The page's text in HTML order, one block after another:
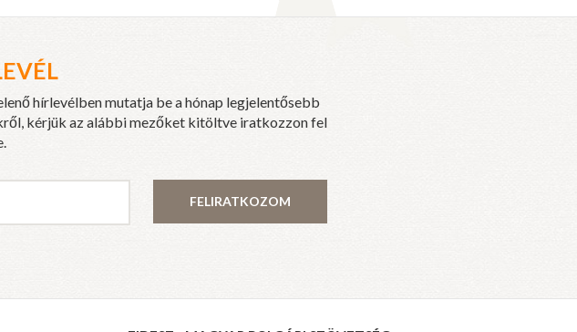
hírlevélben mutatja be a hónap legjelentősebb
kérjük az alábbi mezőket kitöltve iratkozzon fel
FELIRATKOZOM